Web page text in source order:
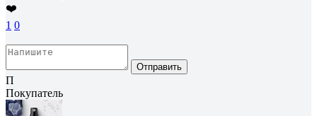
❤️
1 0
Отправить
П
Покупатель